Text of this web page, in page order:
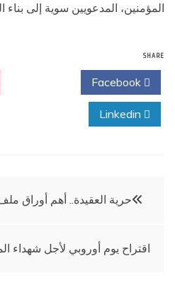
المؤمنين، المدعويين سوية إلى بناء
SHARE
تصفّح
المقالات
حرية العقيدة.. أهم أوراق
اقتراح يوم أوروبي لأجل شهداء